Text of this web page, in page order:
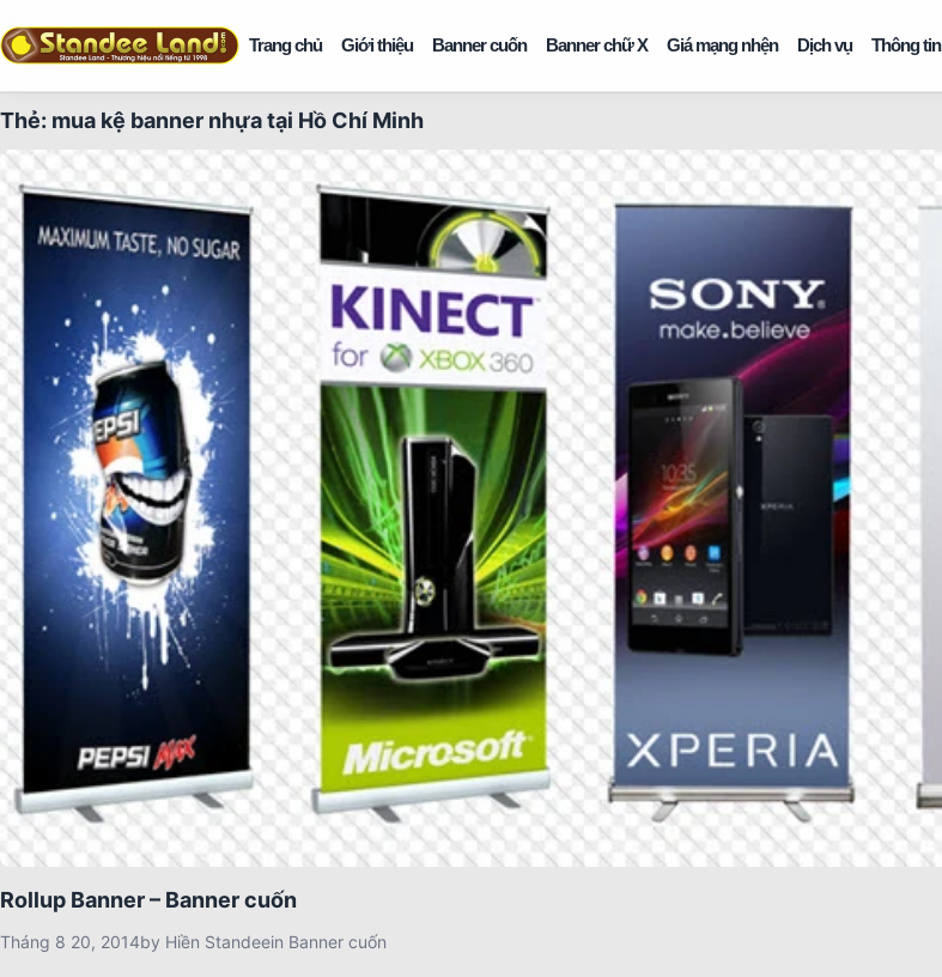
Trang chủ Giới thiệu Banner cuốn Banner chữ X Giá mạng nhện Dịch vụ Thông tin
Thẻ: mua kệ banner nhựa tại Hồ Chí Minh
Rollup Banner – Banner cuốn
Tháng 8 20, 2014by Hiền Standeein Banner cuốn